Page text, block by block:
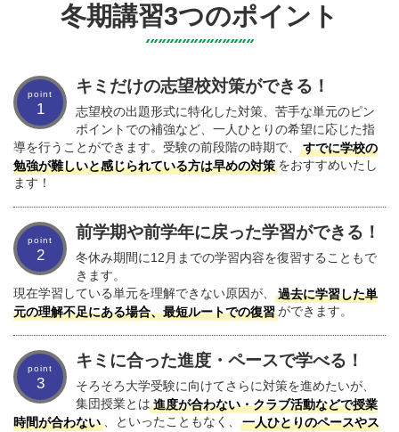
冬期講習3つのポイント
1
キミだけの志望校対策ができる！
志望校の出題形式に特化した対策、苦手な単元のピン
ポイントでの補強など、一人ひとりの希望に応じた指
導を行うことができます。受験の前段階の時期で、
すでに学校の
勉強が難しいと感じられている方は早めの対策をおすすめいたし
ます！
2
前学期や前学年に戻った学習ができる！
冬休み期間に12月までの学習内容を復習することもで
きます。
現在学習している単元を理解できない原因が、
過去に学習した単
元の理解不足にある場合、最短ルートでの復習ができます。
3
キミに合った進度・ペースで学べる！
そろそろ大学受験に向けてさらに対策を進めたいが、
集団授業とは 進度が合わない・クラブ活動などで授業
時間が合わない、といったこともなく、
一人ひとりのペースやス